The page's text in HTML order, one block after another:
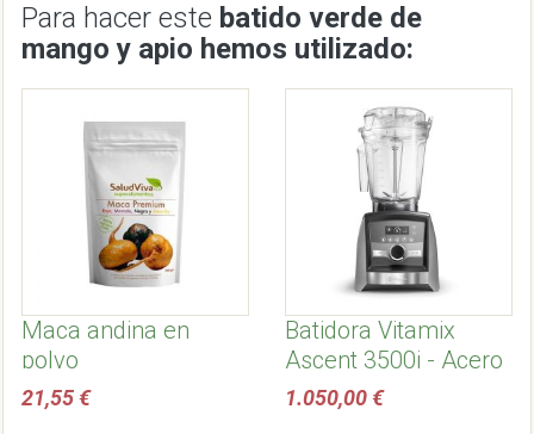
Para hacer este batido verde de
mango y apio hemos utilizado:
Maca andina en
polvo
21,55 €
Batidora Vitamix
Ascent 3500i - Acero
Inoxidable
1.050,00 €